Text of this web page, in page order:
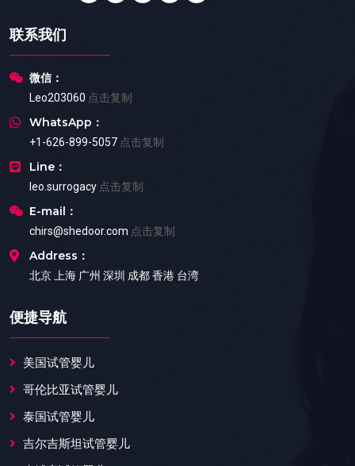
联系我们
微信：
Leo203060 点击复制
WhatsApp：
+1-626-899-5057 点击复制
Line：
leo.surrogacy 点击复制
E-mail：
chirs@shedoor.com 点击复制
Address：
北京 上海 广州 深圳 成都 香港 台湾
便捷导航
美国试管婴儿
哥伦比亚试管婴儿
泰国试管婴儿
吉尔吉斯坦试管婴儿